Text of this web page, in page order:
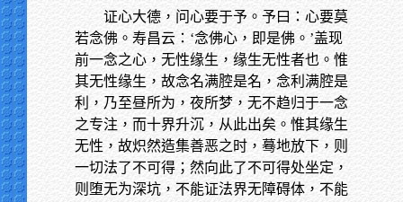
证心大德，问心要于予。予曰：心要莫
若念佛。寿昌云：‘念佛心，即是佛。’盖现
前一念之心，无性缘生，缘生无性者也。惟
其无性缘生，故念名满腔是名，念利满腔是
利，乃至昼所为，夜所梦，无不趋归于一念
之专注，而十界升沉，从此出矣。惟其缘生
无性，故炽然造集善恶之时，蓦地放下，则
一切法了不可得；然向此了不可得处坐定，
则堕无为深坑，不能证法界无障碍体，不能